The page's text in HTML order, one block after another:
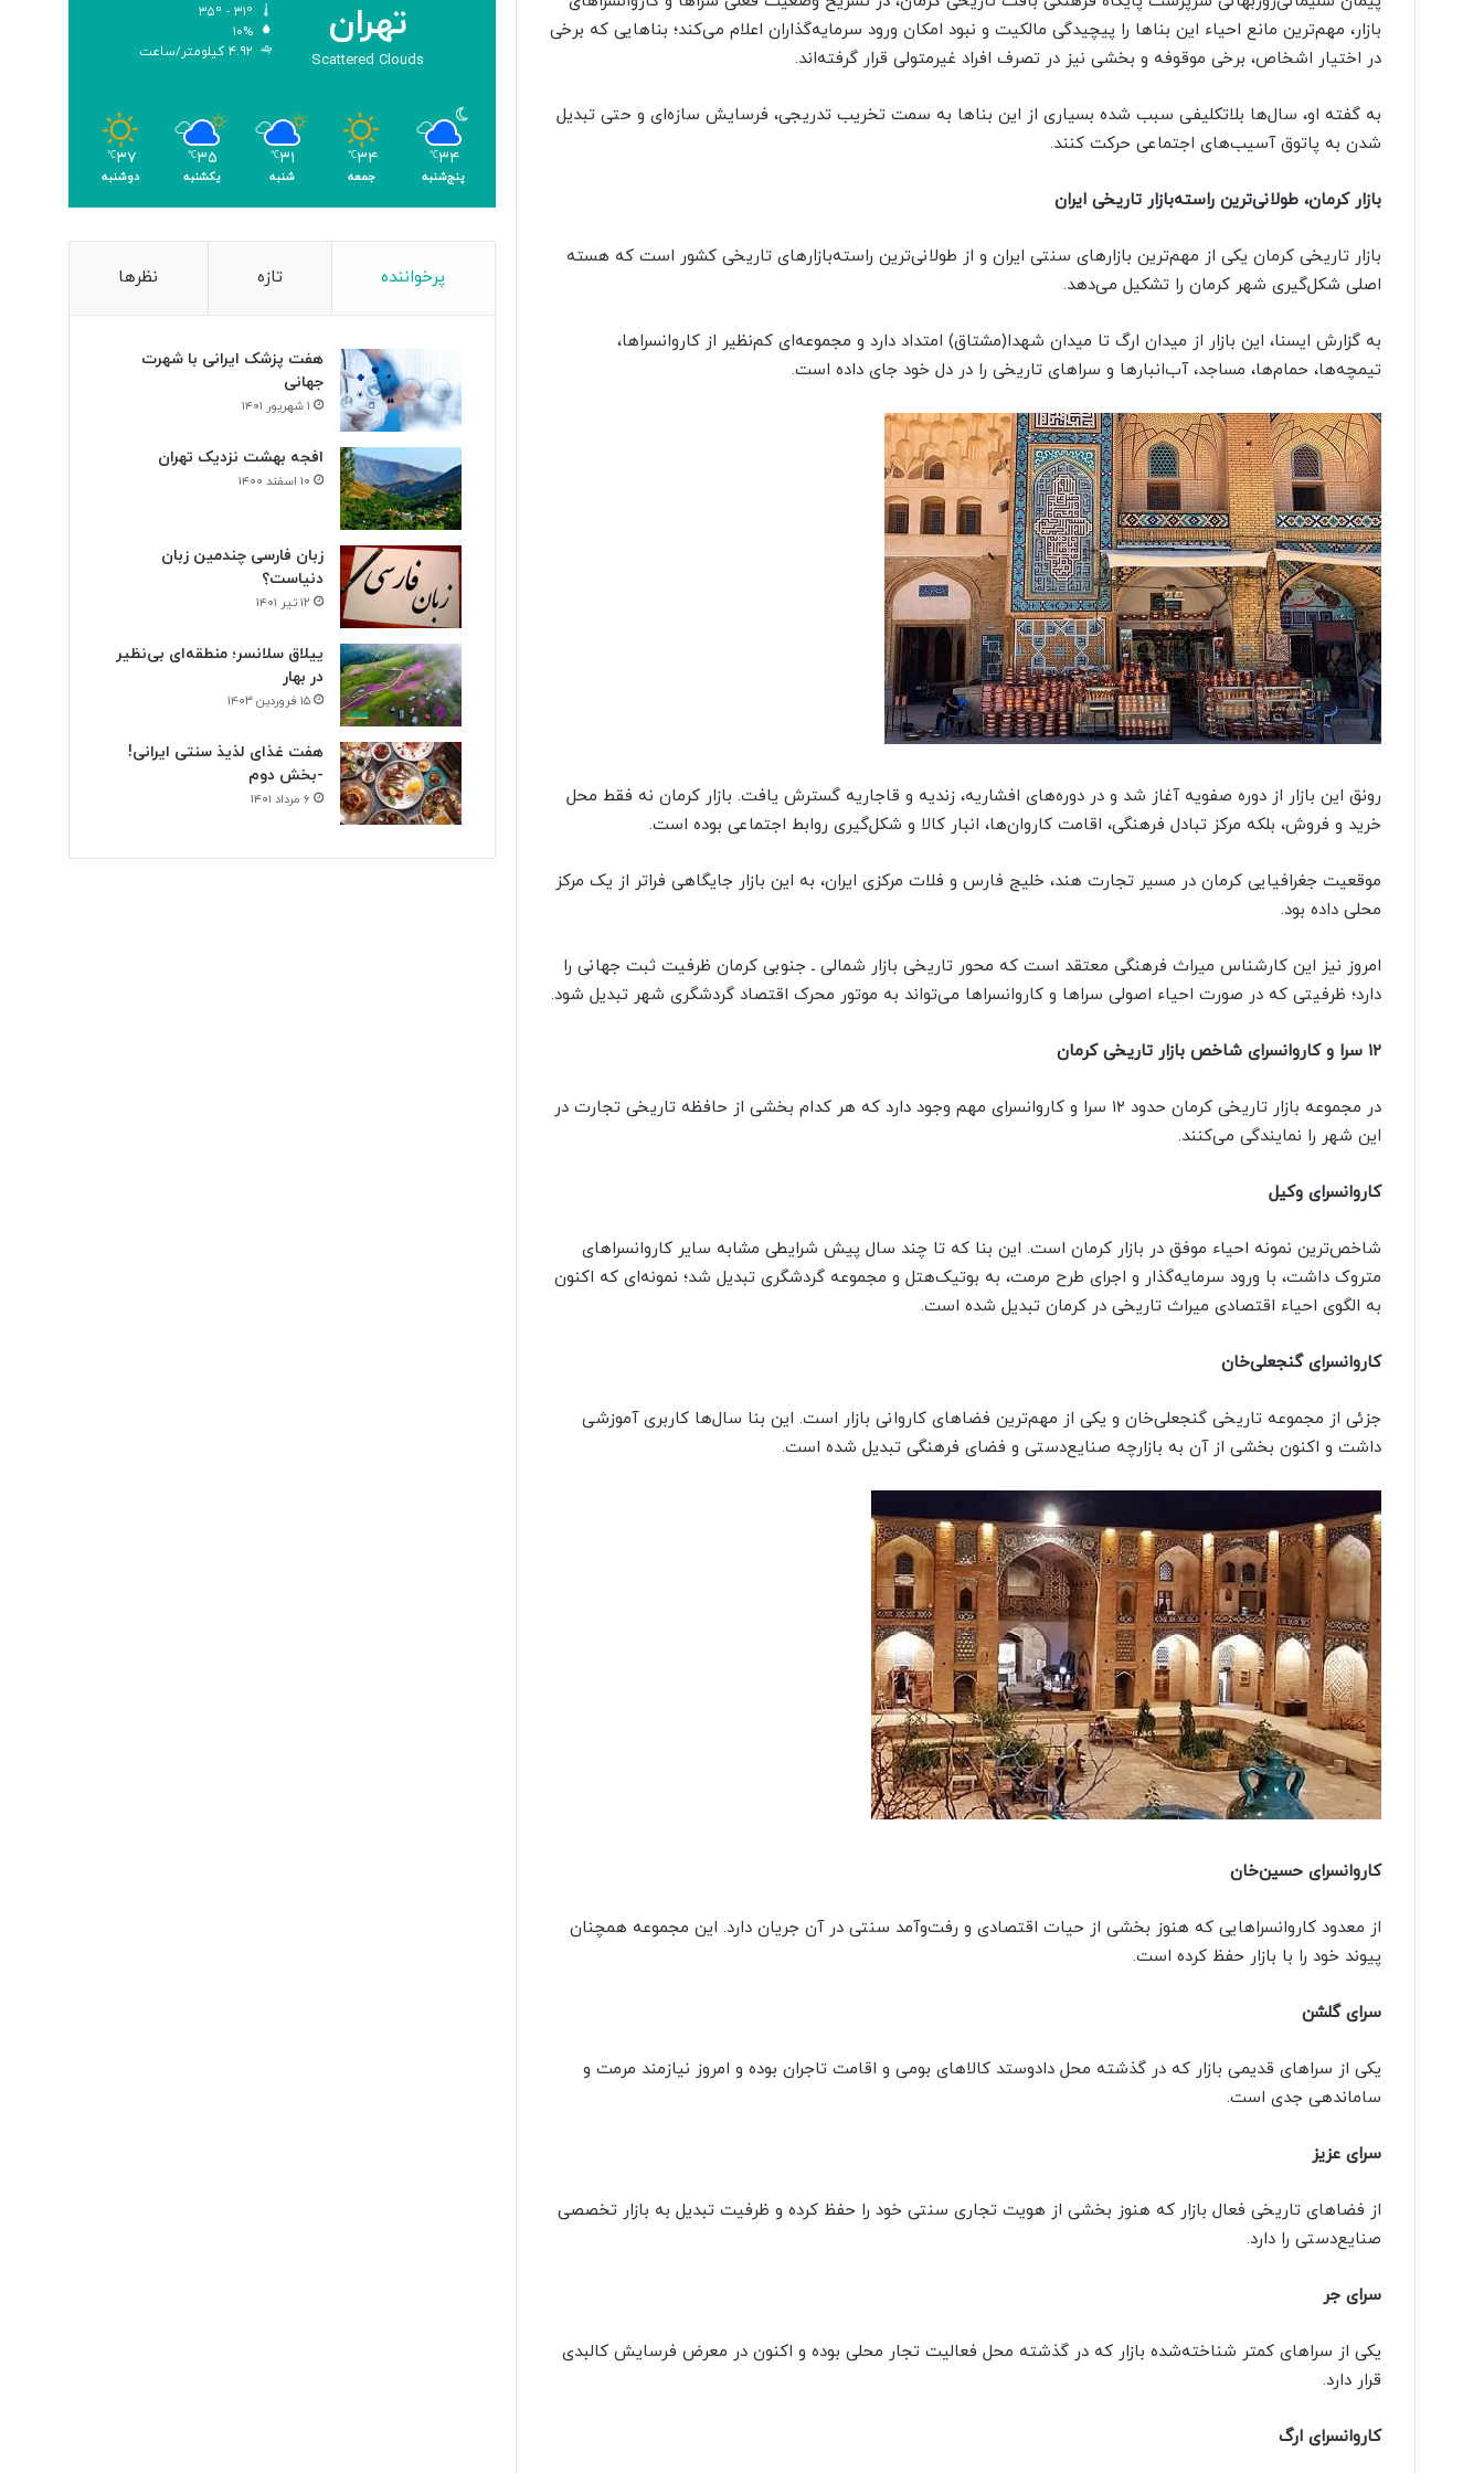
بازار، مهم‌ترین مانع احیاء این بناها را پیچیدگی مالکیت و نبود امکان ورود سرمایه‌گذاران اعلام می‌کند؛ بناهایی که برخی
در اختیار اشخاص، برخی موقوفه و بخشی نیز در تصرف افراد غیرمتولی قرار گرفته‌اند.
به گفته او، سال‌ها بلاتکلیفی سبب شده بسیاری از این بناها به سمت تخریب تدریجی، فرسایش سازه‌ای و حتی تبدیل
شدن به پاتوق آسیب‌های اجتماعی حرکت کنند.
بازار کرمان، طولانی‌ترین راسته‌بازار تاریخی ایران
بازار تاریخی کرمان یکی از مهم‌ترین بازارهای سنتی ایران و از طولانی‌ترین راسته‌بازارهای تاریخی کشور است که هسته
اصلی شکل‌گیری شهر کرمان را تشکیل می‌دهد.
به گزارش ایسنا، این بازار از میدان ارگ تا میدان شهدا(مشتاق) امتداد دارد و مجموعه‌ای کم‌نظیر از کاروانسراها،
تیمچه‌ها، حمام‌ها، مساجد، آب‌انبارها و سراهای تاریخی را در دل خود جای داده است.
رونق این بازار از دوره صفویه آغاز شد و در دوره‌های افشاریه، زندیه و قاجاریه گسترش یافت. بازار کرمان نه فقط محل
خرید و فروش، بلکه مرکز تبادل فرهنگی، اقامت کاروان‌ها، انبار کالا و شکل‌گیری روابط اجتماعی بوده است.
موقعیت جغرافیایی کرمان در مسیر تجارت هند، خلیج فارس و فلات مرکزی ایران، به این بازار جایگاهی فراتر از یک مرکز
محلی داده بود.
امروز نیز این کارشناس میراث فرهنگی معتقد است که محور تاریخی بازار شمالی ـ جنوبی کرمان ظرفیت ثبت جهانی را
دارد؛ ظرفیتی که در صورت احیاء اصولی سراها و کاروانسراها می‌تواند به موتور محرک اقتصاد گردشگری شهر تبدیل شود.
۱۲ سرا و کاروانسرای شاخص بازار تاریخی کرمان
در مجموعه بازار تاریخی کرمان حدود ۱۲ سرا و کاروانسرای مهم وجود دارد که هر کدام بخشی از حافظه تاریخی تجارت در
این شهر را نمایندگی می‌کنند.
کاروانسرای وکیل
شاخص‌ترین نمونه احیاء موفق در بازار کرمان است. این بنا که تا چند سال پیش شرایطی مشابه سایر کاروانسراهای
متروک داشت، با ورود سرمایه‌گذار و اجرای طرح مرمت، به بوتیک‌هتل و مجموعه گردشگری تبدیل شد؛ نمونه‌ای که اکنون
به الگوی احیاء اقتصادی میراث تاریخی در کرمان تبدیل شده است.
کاروانسرای گنجعلی‌خان
جزئی از مجموعه تاریخی گنجعلی‌خان و یکی از مهم‌ترین فضاهای کاروانی بازار است. این بنا سال‌ها کاربری آموزشی
داشت و اکنون بخشی از آن به بازارچه صنایع‌دستی و فضای فرهنگی تبدیل شده است.
کاروانسرای حسین‌خان
از معدود کاروانسراهایی که هنوز بخشی از حیات اقتصادی و رفت‌وآمد سنتی در آن جریان دارد. این مجموعه همچنان
پیوند خود را با بازار حفظ کرده است.
سرای گلشن
یکی از سراهای قدیمی بازار که در گذشته محل دادوستد کالاهای بومی و اقامت تاجران بوده و امروز نیازمند مرمت و
ساماندهی جدی است.
سرای عزیز
از فضاهای تاریخی فعال بازار که هنوز بخشی از هویت تجاری سنتی خود را حفظ کرده و ظرفیت تبدیل به بازار تخصصی
صنایع‌دستی را دارد.
سرای جر
یکی از سراهای کمتر شناخته‌شده بازار که در گذشته محل فعالیت تجار محلی بوده و اکنون در معرض فرسایش کالبدی
قرار دارد.
کاروانسرای ارگ
م
ر
ا
ی
»
تهران
Scattered Clouds
۱۰%
۴.۹۲ کیلومتر/ساعت
۳۴℃
پنج‌شنبه
۳۴℃
جمعه
۳۱℃
شنبه
۳۵℃
یکشنبه
۳۷℃
دوشنبه
پرخواننده تازه نظرها
هفت پزشک ایرانی با شهرت
جهانی
۱ شهریور ۱۴۰۱
افجه بهشت نزدیک تهران
۱۰ اسفند ۱۴۰۰
زبان فارسی چندمین زبان
دنیاست؟
۱۲ تیر ۱۴۰۱
ییلاق سلانسر؛ منطقه‌ای بی‌نظیر
در بهار
۱۵ فروردین ۱۴۰۳
هفت غذای لذیذ سنتی ایرانی!
-بخش دوم
۶ مرداد ۱۴۰۱